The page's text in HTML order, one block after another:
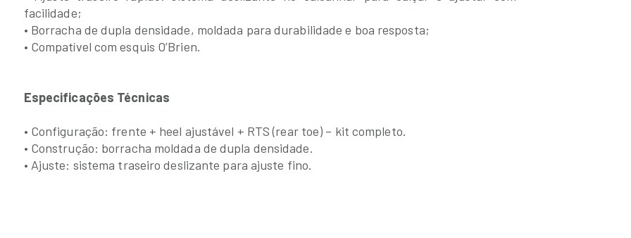
facilidade;
• Borracha de dupla densidade, moldada para durabilidade e boa resposta;
• Compatível com esquis O’Brien.
Especificações Técnicas
• Configuração: frente + heel ajustável + RTS (rear toe) – kit completo.
• Construção: borracha moldada de dupla densidade.
• Ajuste: sistema traseiro deslizante para ajuste fino.